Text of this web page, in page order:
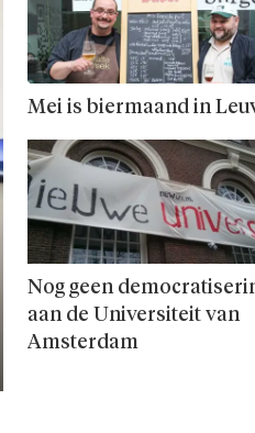
Mei is biermaand in
Nog geen
aan de Universiteit van
Amsterdam